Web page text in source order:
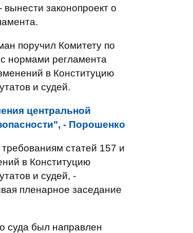
законопроект о
поручил Комитету по
нормами регламента
в Конституцию
и судей.
центральной
- Порошенко
статей 157 и
в Конституцию
и судей, -
пленарное заседание
суда был направлен